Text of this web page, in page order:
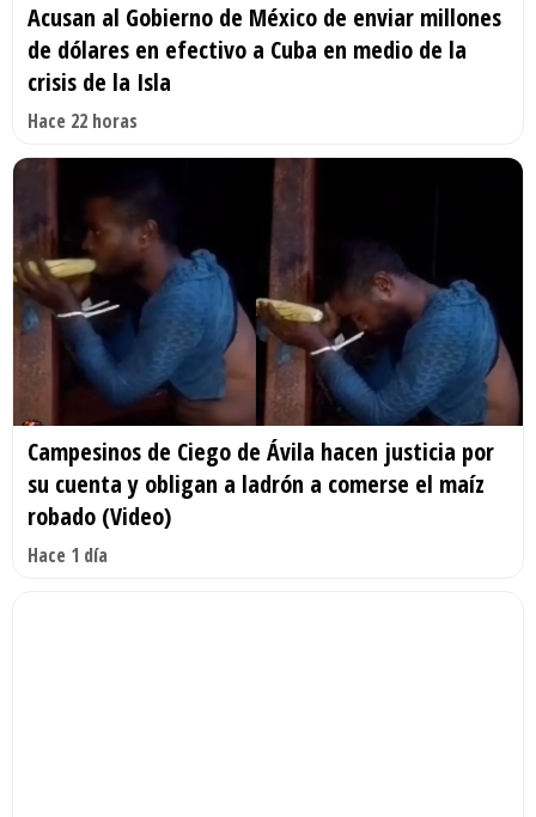
Acusan al Gobierno de México de enviar millones
de dólares en efectivo a Cuba en medio de la
crisis de la Isla
Hace 22 horas
Campesinos de Ciego de Ávila hacen justicia por
su cuenta y obligan a ladrón a comerse el maíz
robado (Video)
Hace 1 día